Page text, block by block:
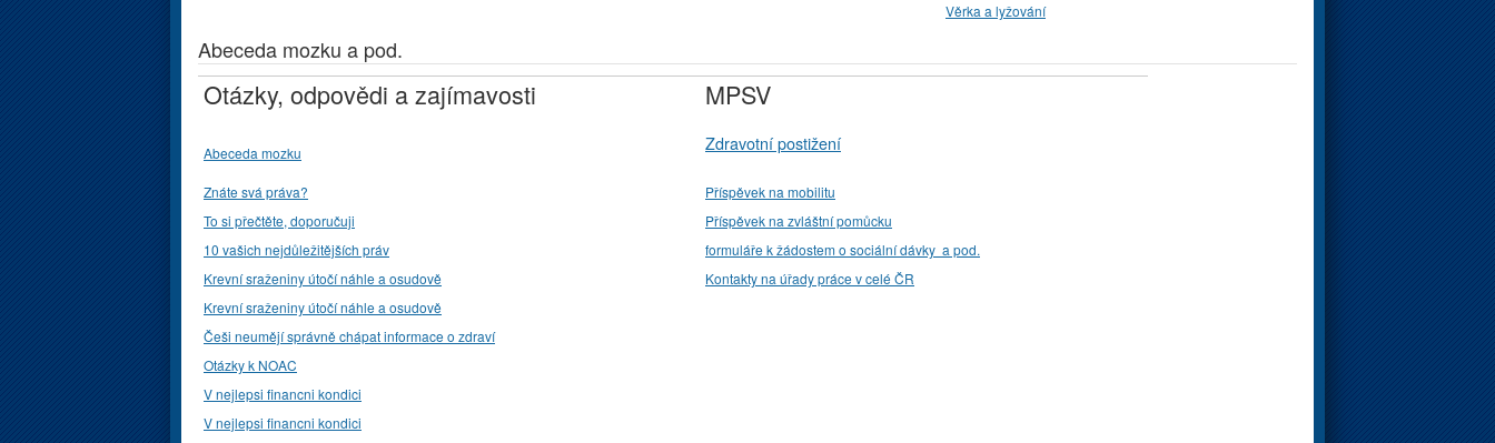
Věrka a lyžování
Abeceda mozku a pod.
Otázky, odpovědi a zajímavosti MPSV
Abeceda mozku Zdravotní postižení
Znáte svá práva?
Příspěvek na mobilitu
To si přečtěte, doporučuji
Příspěvek na zvláštní pomůcku
10 vašich nejdůležitějších práv
formuláře k žádostem o sociální dávky a pod.
Krevní sraženiny útočí náhle a osudově
Kontakty na úřady práce v celé ČR
Krevní sraženiny útočí náhle a osudově
Češi neumějí správně chápat informace o zdraví
Otázky k NOAC
V nejlepsi financni kondici
V nejlepsi financni kondici